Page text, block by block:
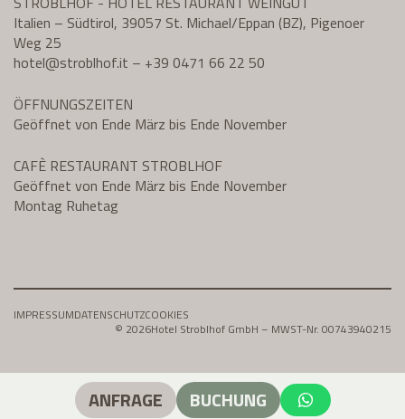
Italien – Südtirol, 39057 St. Michael/Eppan (BZ), Pigenoer
Weg 25
hotel@stroblhof.it – +39 0471 66 22 50
ÖFFNUNGSZEITEN
Geöffnet von Ende März bis Ende November
CAFÈ RESTAURANT STROBLHOF
Geöffnet von Ende März bis Ende November
Montag Ruhetag
IMPRESSUMDATENSCHUTZCOOKIES
© 2026Hotel Stroblhof GmbH – MWST-Nr. 00743940215
ANFRAGE BUCHUNG